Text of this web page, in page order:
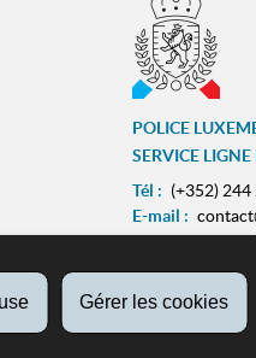
Gérer les cookies
POLICE
SERVICE LIGNE
Tél : (+352) 244
E-mail :
ZESUMME FIR